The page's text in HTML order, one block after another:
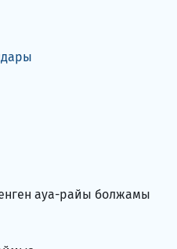
ауа-райы болжамы